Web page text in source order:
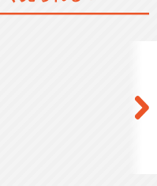
-WE LOVE RICE- 二期